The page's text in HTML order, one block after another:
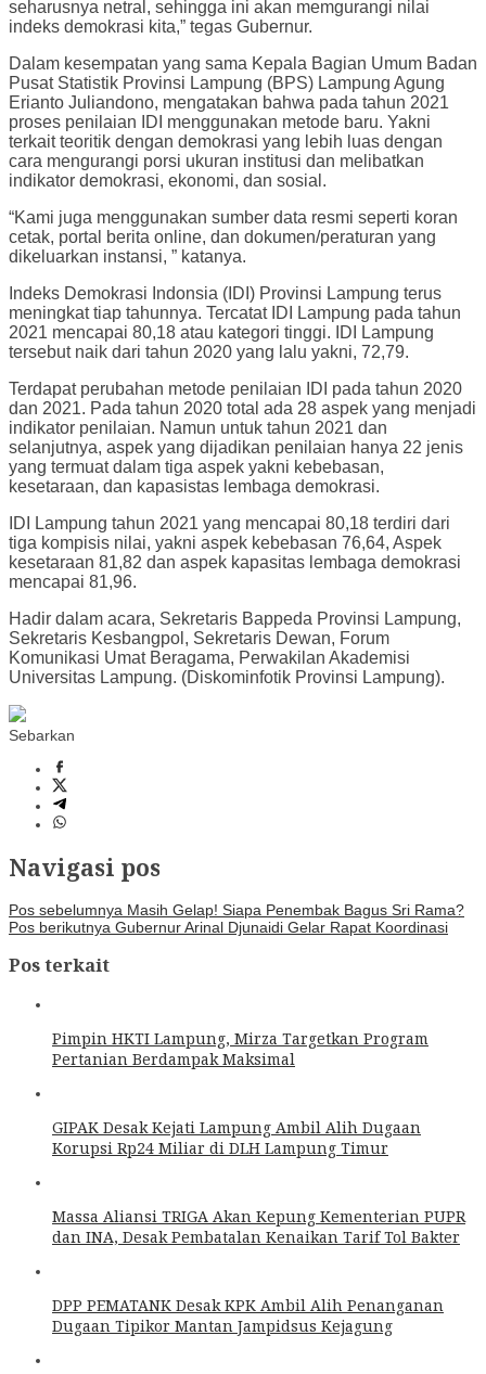
seharusnya netral, sehingga ini akan memgurangi nilai
indeks demokrasi kita,” tegas Gubernur.
Dalam kesempatan yang sama Kepala Bagian Umum Badan
Pusat Statistik Provinsi Lampung (BPS) Lampung Agung
Erianto Juliandono, mengatakan bahwa pada tahun 2021
proses penilaian IDI menggunakan metode baru. Yakni
terkait teoritik dengan demokrasi yang lebih luas dengan
cara mengurangi porsi ukuran institusi dan melibatkan
indikator demokrasi, ekonomi, dan sosial.
“Kami juga menggunakan sumber data resmi seperti koran
cetak, portal berita online, dan dokumen/peraturan yang
dikeluarkan instansi, ” katanya.
Indeks Demokrasi Indonsia (IDI) Provinsi Lampung terus
meningkat tiap tahunnya. Tercatat IDI Lampung pada tahun
2021 mencapai 80,18 atau kategori tinggi. IDI Lampung
tersebut naik dari tahun 2020 yang lalu yakni, 72,79.
Terdapat perubahan metode penilaian IDI pada tahun 2020
dan 2021. Pada tahun 2020 total ada 28 aspek yang menjadi
indikator penilaian. Namun untuk tahun 2021 dan
selanjutnya, aspek yang dijadikan penilaian hanya 22 jenis
yang termuat dalam tiga aspek yakni kebebasan,
kesetaraan, dan kapasistas lembaga demokrasi.
IDI Lampung tahun 2021 yang mencapai 80,18 terdiri dari
tiga kompisis nilai, yakni aspek kebebasan 76,64, Aspek
kesetaraan 81,82 dan aspek kapasitas lembaga demokrasi
mencapai 81,96.
Hadir dalam acara, Sekretaris Bappeda Provinsi Lampung,
Sekretaris Kesbangpol, Sekretaris Dewan, Forum
Komunikasi Umat Beragama, Perwakilan Akademisi
Universitas Lampung. (Diskominfotik Provinsi Lampung).
Sebarkan
Navigasi pos
Pos sebelumnya Masih Gelap! Siapa Penembak Bagus Sri Rama?
Pos berikutnya Gubernur Arinal Djunaidi Gelar Rapat Koordinasi
Pos terkait
Pimpin HKTI Lampung, Mirza Targetkan Program
Pertanian Berdampak Maksimal
GIPAK Desak Kejati Lampung Ambil Alih Dugaan
Korupsi Rp24 Miliar di DLH Lampung Timur
Massa Aliansi TRIGA Akan Kepung Kementerian PUPR
dan INA, Desak Pembatalan Kenaikan Tarif Tol Bakter
DPP PEMATANK Desak KPK Ambil Alih Penanganan
Dugaan Tipikor Mantan Jampidsus Kejagung